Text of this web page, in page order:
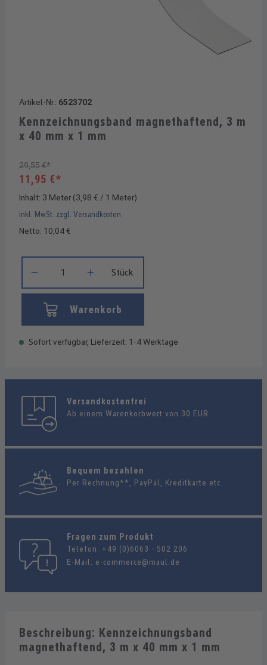
Artikel-Nr.: 6523702
Kennzeichnungsband magnethaftend, 3 m
x 40 mm x 1 mm
29,55 €*
11,95 €*
Inhalt: 3 Meter (3,98 € / 1 Meter)
inkl. MwSt. zzgl. Versandkosten
Netto: 10,04 €
Stück
Warenkorb
Sofort verfügbar, Lieferzeit: 1-4 Werktage
Versandkostenfrei
Ab einem Warenkorbwert von 30 EUR
Bequem bezahlen
Per Rechnung**, PayPal, Kreditkarte etc.
Fragen zum Produkt
Telefon: +49 (0)6063 - 502 206
E-Mail: e-commerce@maul.de
Beschreibung: Kennzeichnungsband
magnethaftend, 3 m x 40 mm x 1 mm